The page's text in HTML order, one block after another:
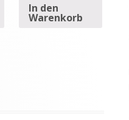
In den
Warenkorb